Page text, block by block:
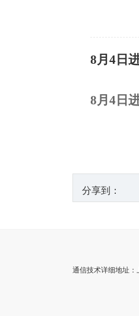
8月4日
8月4日
分享到：
通信技术详细地址：